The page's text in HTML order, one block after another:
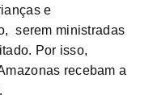
e
serem ministradas
Por isso,
recebam a